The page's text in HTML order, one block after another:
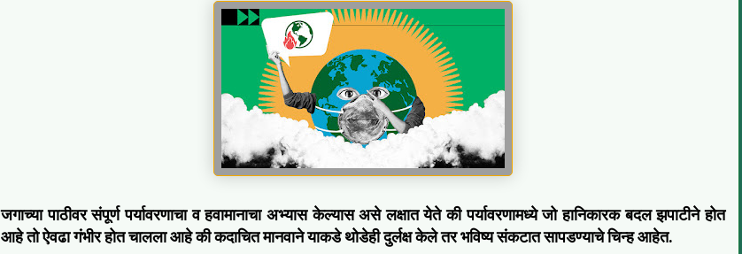
जगाच्या पाठीवर संपूर्ण पर्यावरणाचा व हवामानाचा अभ्यास केल्यास असे लक्षात येते की पर्यावरणामध्ये जो हानिकारक बदल झपाटीने होत
आहे तो ऐवढा गंभीर होत चालला आहे की कदाचित मानवाने याकडे थोडेही दुर्लक्ष केले तर भविष्य संकटात सापडण्याचे चिन्ह आहेत.